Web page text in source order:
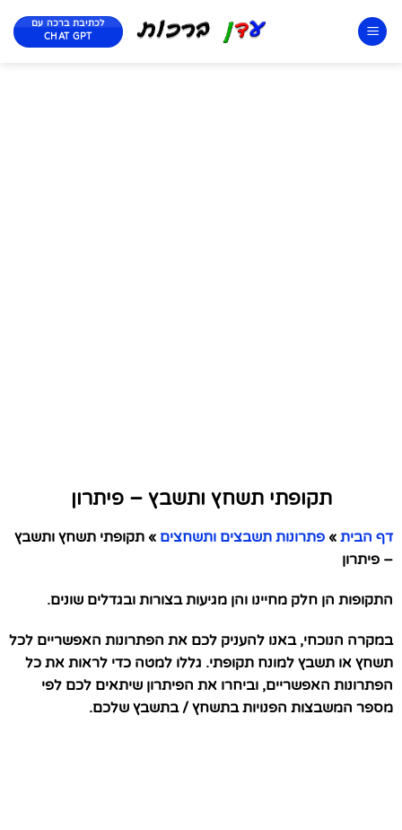
לכתיבת ברכה עם
CHAT GPT
תקופתי תשחץ ותשבץ – פיתרון
דף הבית » פתרונות תשבצים ותשחצים » תקופתי תשחץ ותשבץ
– פיתרון
התקופות הן חלק מחיינו והן מגיעות בצורות ובגדלים שונים.
במקרה הנוכחי, באנו להעניק לכם את הפתרונות האפשריים לכל
תשחץ או תשבץ למונח תקופתי. גללו למטה כדי לראות את כל
הפתרונות האפשריים, וביחרו את הפיתרון שיתאים לכם לפי
מספר המשבצות הפנויות בתשחץ / בתשבץ שלכם.